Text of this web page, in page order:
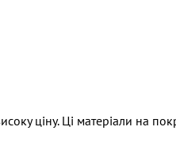
ціну. Ці матеріали на